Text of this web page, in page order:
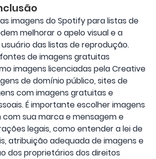
imagens do Spotify para listas de
melhorar o apelo visual e a
das listas de reprodução.
de imagens gratuitas
imagens licenciadas pela Creative
de domínio público, sites de
com imagens gratuitas e
É importante escolher imagens
com sua marca e mensagem e
legais, como entender a lei de
atribuição adequada de imagens e
dos proprietários dos direitos